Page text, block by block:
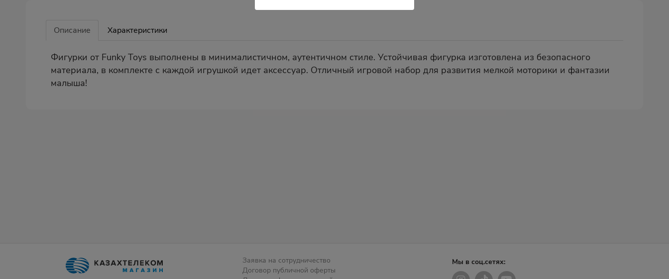
Описание Характеристики
Фигурки от Funky Toys выполнены в минималистичном, аутентичном стиле. Устойчивая фигурка изготовлена из безопасного
материала, в комплекте с каждой игрушкой идет аксессуар. Отличный игровой набор для развития мелкой моторики и фантазии
малыша!
Заявка на сотрудничество
Договор публичной оферты
Мы в соц.сетях: